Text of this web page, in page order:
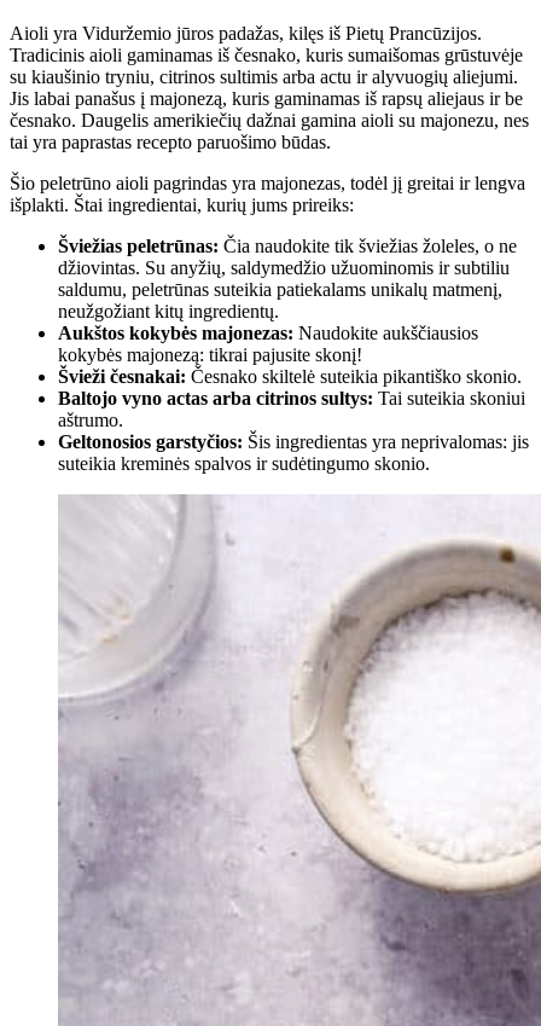
Aioli yra Viduržemio jūros padažas, kilęs iš Pietų Prancūzijos.
Tradicinis aioli gaminamas iš česnako, kuris sumaišomas grūstuvėje
su kiaušinio tryniu, citrinos sultimis arba actu ir alyvuogių aliejumi.
Jis labai panašus į majonezą, kuris gaminamas iš rapsų aliejaus ir be
česnako. Daugelis amerikiečių dažnai gamina aioli su majonezu, nes
tai yra paprastas recepto paruošimo būdas.
Šio peletrūno aioli pagrindas yra majonezas, todėl jį greitai ir lengva
išplakti. Štai ingredientai, kurių jums prireiks:
Šviežias peletrūnas: Čia naudokite tik šviežias žoleles, o ne
džiovintas. Su anyžių, saldymedžio užuominomis ir subtiliu
saldumu, peletrūnas suteikia patiekalams unikalų matmenį,
neužgožiant kitų ingredientų.
Aukštos kokybės majonezas: Naudokite aukščiausios
kokybės majonezą: tikrai pajusite skonį!
Švieži česnakai: Česnako skiltelė suteikia pikantiško skonio.
Baltojo vyno actas arba citrinos sultys: Tai suteikia skoniui
aštrumo.
Geltonosios garstyčios: Šis ingredientas yra neprivalomas: jis
suteikia kreminės spalvos ir sudėtingumo skonio.